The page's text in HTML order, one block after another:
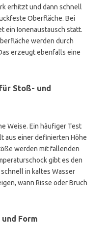
erhitzt und dann schnell
Oberfläche. Bei
ein Ionenaustausch statt.
werden durch
erzeugt ebenfalls eine
Stoß- und
Weise. Ein häufiger Test
aus einer definierten Höhe
werden mit fallenden
gibt es den
in kaltes Wasser
wann Risse oder Bruch
Form